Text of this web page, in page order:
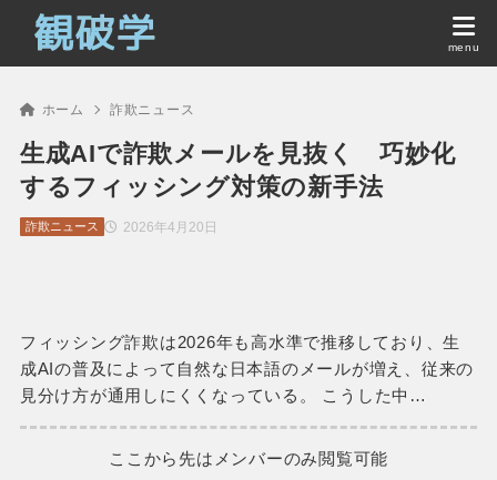
ホーム 詐欺ニュース
生成AIで詐欺メールを見抜く 巧妙化
するフィッシング対策の新手法
2026年4月20日
詐欺ニュース
フィッシング詐欺は2026年も高水準で推移しており、生
成AIの普及によって自然な日本語のメールが増え、従来の
見分け方が通用しにくくなっている。 こうした中…
ここから先はメンバーのみ閲覧可能